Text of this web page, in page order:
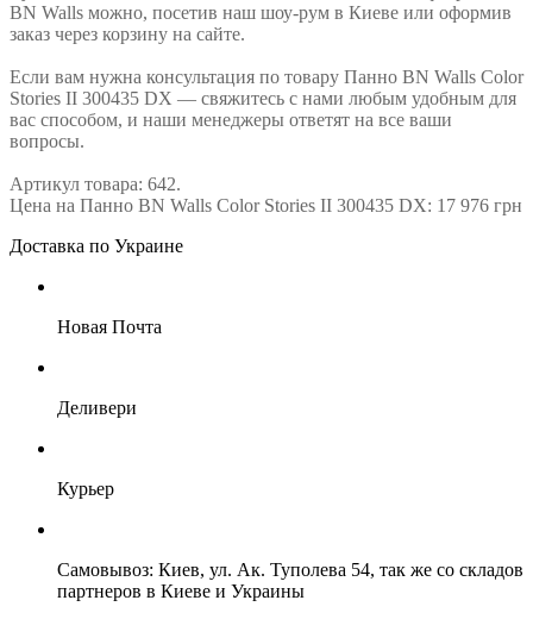
BN Walls можно, посетив наш шоу-рум в Киеве или оформив
заказ через корзину на сайте.
Если вам нужна консультация по товару Панно BN Walls Color
Stories II 300435 DX — свяжитесь с нами любым удобным для
вас способом, и наши менеджеры ответят на все ваши
вопросы.
Артикул товара: 642.
Цена на Панно BN Walls Color Stories II 300435 DX: 17 976 грн
Доставка по Украине
Новая Почта
Деливери
Курьер
Самовывоз: Киев, ул. Ак. Туполева 54, так же со складов
партнеров в Киеве и Украины